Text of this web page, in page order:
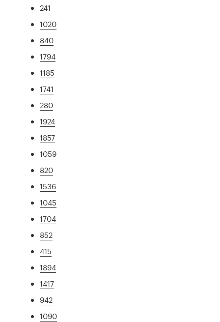
241
1020
840
1794
1185
1741
280
1924
1857
1059
820
1536
1045
1704
852
415
1894
1417
942
1090